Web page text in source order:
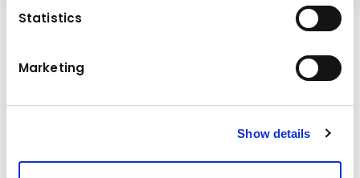
Statistics
Marketing
Show details
időtartama:
A nagyméretű elszívógépek esetében az ügyfelek